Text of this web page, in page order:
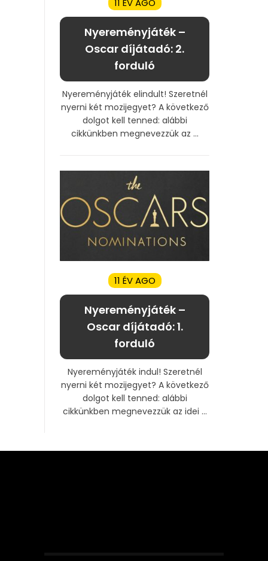
11 ÉV AGO
Nyereményjáték –
Oscar díjátadó: 2.
forduló
Nyereményjáték elindult! Szeretnél
nyerni két mozijegyet? A következő
dolgot kell tenned: alábbi
cikkünkben megnevezzük az ...
11 ÉV AGO
Nyereményjáték –
Oscar díjátadó: 1.
forduló
Nyereményjáték indul! Szeretnél
nyerni két mozijegyet? A következő
dolgot kell tenned: alábbi
cikkünkben megnevezzük az idei ...